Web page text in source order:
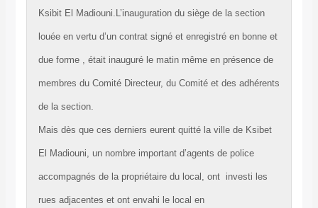
Ksibit El Madiouni.L’inauguration du siège de la section
louée en vertu d’un contrat signé et enregistré en bonne et
due forme , était inauguré le matin même en présence de
membres du Comité Directeur, du Comité et des adhérents
de la section.
Mais dès que ces derniers eurent quitté la ville de Ksibet
El Madiouni, un nombre important d’agents de police
accompagnés de la propriétaire du local, ont investi les
rues adjacentes et ont envahi le local en